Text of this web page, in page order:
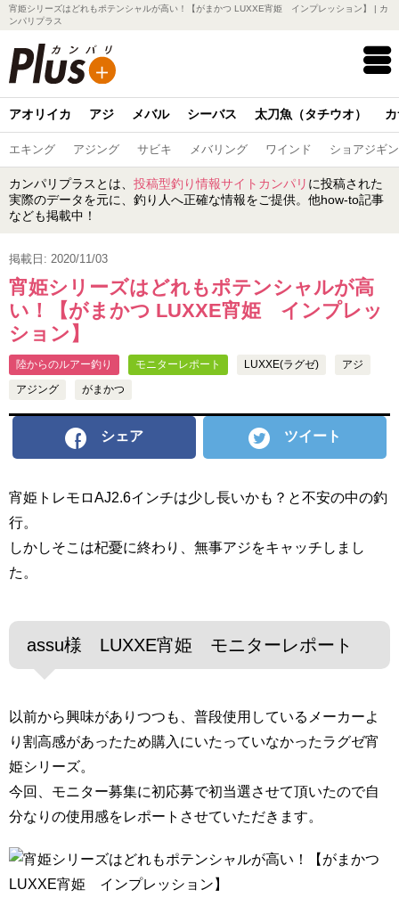
宵姫シリーズはどれもポテンシャルが高い！【がまかつ LUXXE宵姫 インプレッション】 | カ
ンパリプラス
アオリイカ アジ メバル シーバス 太刀魚（タチウオ）
エキング アジング サビキ メバリング ワインド ショアジギ
カンパリプラスとは、 投稿型釣り情報サイトカンパリ に投稿された
実際のデータを元に、釣り人へ正確な情報をご提供。他how-to記事
なども掲載中！
掲載日: 2020/11/03
宵姫シリーズはどれもポテンシャルが高
い！【がまかつ LUXXE宵姫 インプレッ
ション】
陸からのルアー釣り モニターレポート LUXXE(ラグゼ)
アジ
アジング
がまかつ
シェア ツイート
宵姫トレモロAJ2.6インチは少し長いかも？と不安の中の釣
行。
しかしそこは杞憂に終わり、無事アジをキャッチしまし
た。
assu様 LUXXE宵姫 モニターレポート
以前から興味がありつつも、普段使用しているメーカーよ
り割高感があったため購入にいたっていなかったラグゼ宵
姫シリーズ。
今回、モニター募集に初応募で初当選させて頂いたので自
分なりの使用感をレポートさせていただきます。